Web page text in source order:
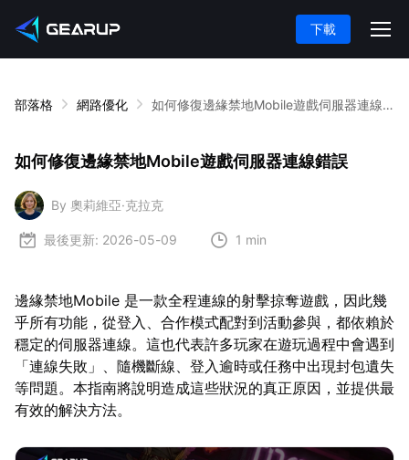
下載
部落格 網路優化 如何修復邊緣禁地Mobile遊戲伺服器連線錯誤
如何修復邊緣禁地Mobile遊戲伺服器連線錯誤
By 奧莉維亞·克拉克
最後更新: 2026-05-09 1 min
邊緣禁地Mobile 是一款全程連線的射擊掠奪遊戲，因此幾
乎所有功能，從登入、合作模式配對到活動參與，都依賴於
穩定的伺服器連線。這也代表許多玩家在遊玩過程中會遇到
「連線失敗」、隨機斷線、登入逾時或任務中出現封包遺失
等問題。本指南將說明造成這些狀況的真正原因，並提供最
有效的解決方法。